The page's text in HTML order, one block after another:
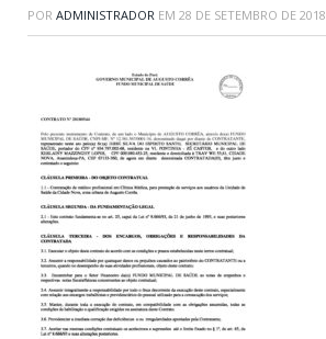
POR ADMINISTRADOR EM 28 DE SETEMBRO DE 2018